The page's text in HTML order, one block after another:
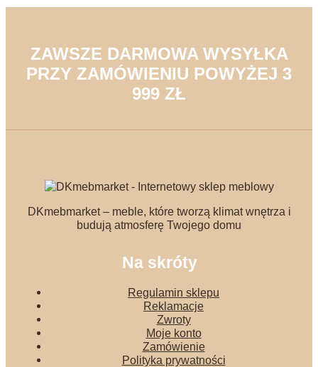
ZAWSZE DARMOWA WYSYŁKA
PRZY ZAMÓWIENIU POWYŻEJ 3
999 ZŁ
DKmebmarket – meble, które tworzą klimat wnętrza i
budują atmosferę Twojego domu
Na skróty
Regulamin sklepu
Reklamacje
Zwroty
Moje konto
Zamówienie
Polityka prywatności